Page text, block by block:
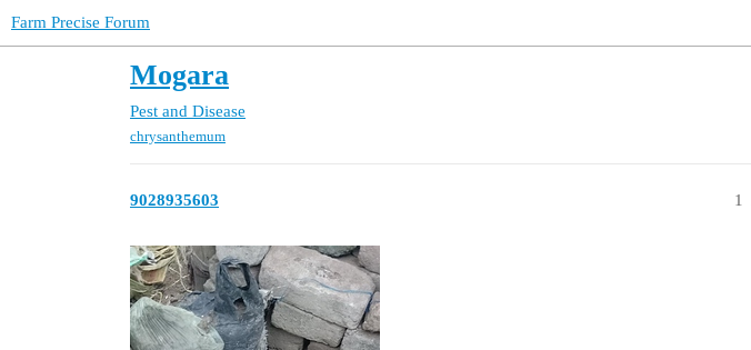
Farm Precise Forum
Mogara
Pest and Disease
chrysanthemum
9028935603 1